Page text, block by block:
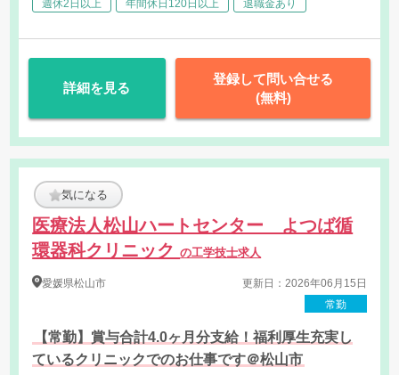
ついて 年2回（計4.00ヶ月
4.0ヶ月は全社平均値となり
ます。 ご入社初年度に関しま
しては、ご入社後に導入研修
期間等もあり、業績評価が評
価基準まで達しない場合があ
・被験者との面談・服薬状況の確認
・院内スタッフへの連絡調整
・症例報告書の作成支援など
週休2日以上
年間休日120日以上 退職金あり
詳細を見る
登録して問い合せる
(無料)
気になる
医療法人松山ハートセンター よつば循
環器科クリニックの工学技士求人
愛媛県松山市
更新日：2026年06月15日
常勤
【常勤】賞与合計4.0ヶ月分支給！福利厚生充実し
ているクリニックでのお仕事です＠松山市